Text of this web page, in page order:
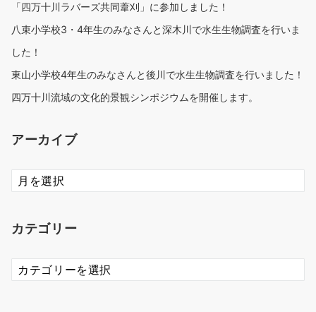
「四万十川ラバーズ共同葦刈」に参加しました！
八束小学校3・4年生のみなさんと深木川で水生生物調査を行いま
した！
東山小学校4年生のみなさんと後川で水生生物調査を行いました！
四万十川流域の文化的景観シンポジウムを開催します。
アーカイブ
ア
ー
ブ
カテゴリー
カ
テ